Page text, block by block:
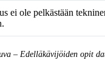
ei ole pelkästään
– Edelläkävijöiden opit